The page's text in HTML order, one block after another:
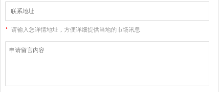
* 请输入您详情地址，方便详细提供当地的市场讯息